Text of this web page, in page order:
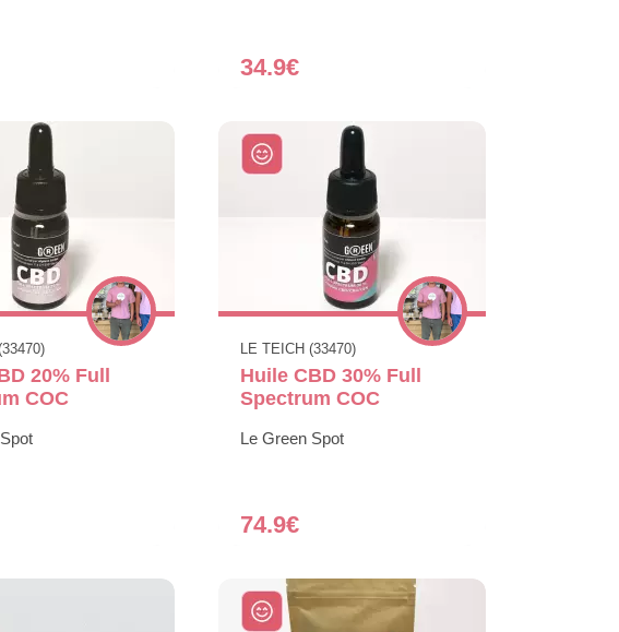
34.9€
20% Full
COC
LE TEICH (33470)
Huile CBD 30% Full
Spectrum COC
Le Green Spot
74.9€